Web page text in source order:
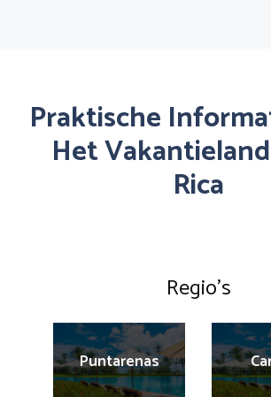
Praktische
Het
Rica
Regio’s
Puntarenas